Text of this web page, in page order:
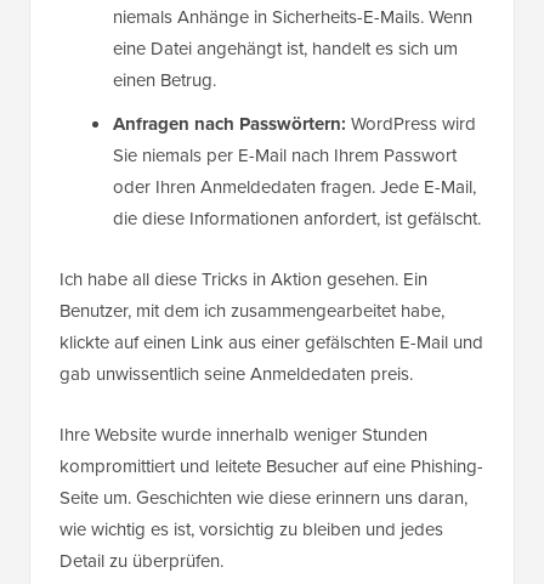
niemals Anhänge in Sicherheits-E-Mails. Wenn
eine Datei angehängt ist, handelt es sich um
einen Betrug.
Anfragen nach Passwörtern: WordPress wird
Sie niemals per E-Mail nach Ihrem Passwort
oder Ihren Anmeldedaten fragen. Jede E-Mail,
die diese Informationen anfordert, ist gefälscht.
Ich habe all diese Tricks in Aktion gesehen. Ein
Benutzer, mit dem ich zusammengearbeitet habe,
klickte auf einen Link aus einer gefälschten E-Mail und
gab unwissentlich seine Anmeldedaten preis.
Ihre Website wurde innerhalb weniger Stunden
kompromittiert und leitete Besucher auf eine Phishing-
Seite um. Geschichten wie diese erinnern uns daran,
wie wichtig es ist, vorsichtig zu bleiben und jedes
Detail zu überprüfen.